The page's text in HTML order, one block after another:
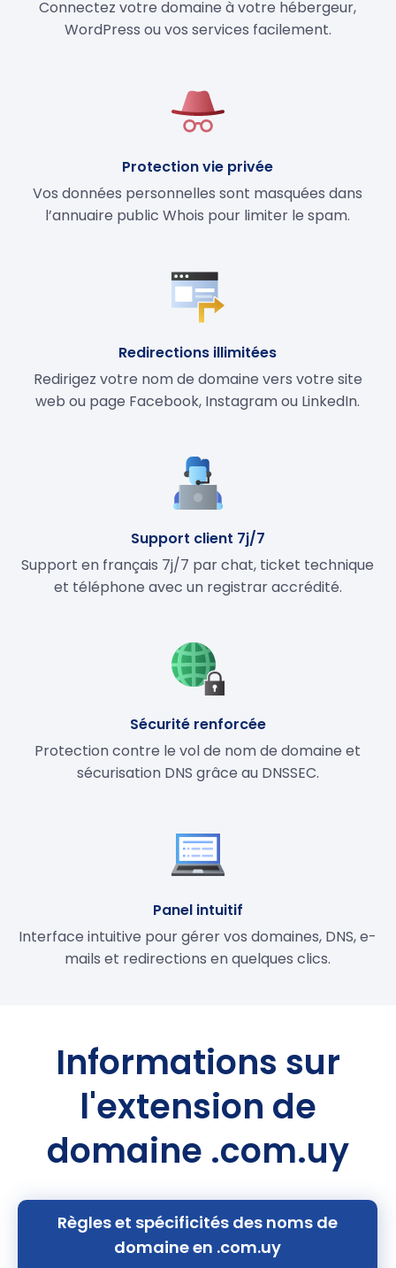
Connectez votre domaine à votre hébergeur,
WordPress ou vos services facilement.
Protection vie privée
Vos données personnelles sont masquées dans
l’annuaire public Whois pour limiter le spam.
Redirections illimitées
Redirigez votre nom de domaine vers votre site
web ou page Facebook, Instagram ou LinkedIn.
Support client 7j/7
Support en français 7j/7 par chat, ticket technique
et téléphone avec un registrar accrédité.
Sécurité renforcée
Protection contre le vol de nom de domaine et
sécurisation DNS grâce au DNSSEC.
Panel intuitif
Interface intuitive pour gérer vos domaines, DNS, e-
mails et redirections en quelques clics.
Informations sur
l'extension de
domaine .com.uy
Règles et spécificités des noms de
domaine en .com.uy